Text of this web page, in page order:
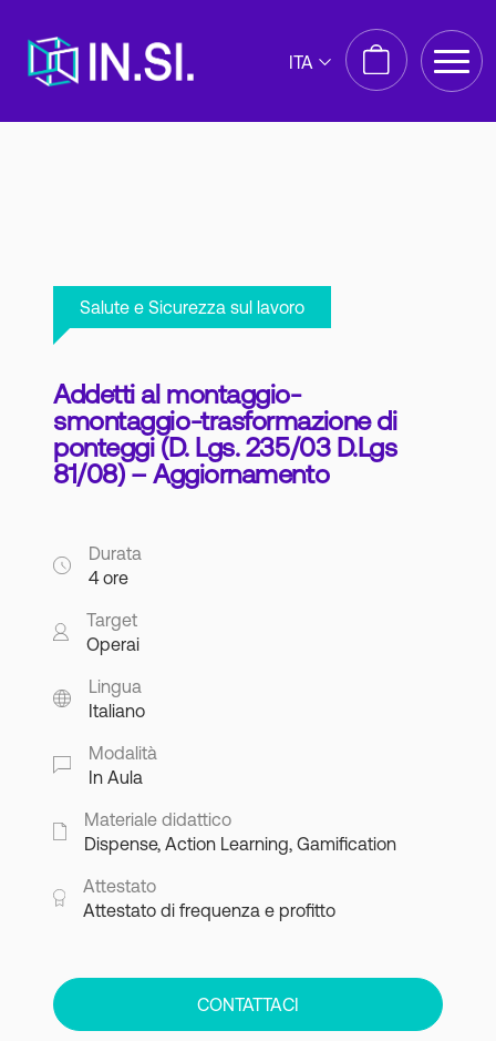
Salute e Sicurezza sul lavoro
Addetti al montaggio-
smontaggio-trasformazione di
ponteggi (D. Lgs. 235/03 D.Lgs
81/08) – Aggiornamento
Durata
4 ore
Target
Operai
Lingua
Italiano
Modalità
In Aula
Materiale didattico
Dispense, Action Learning, Gamification
Attestato
Attestato di frequenza e profitto
CONTATTACI
ITA